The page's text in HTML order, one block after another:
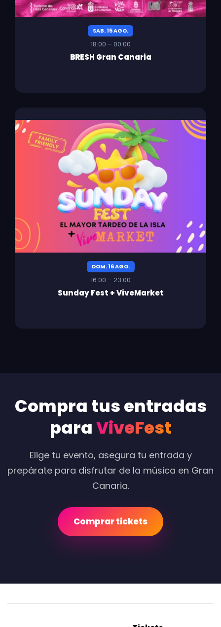
SAB. 15 AGO.
18:00 – 00:00
BRESH Gran Canaria
DOM. 16 AGO.
16:00 – 23:00
Sunday Fest + ViveMarket
Compra tus entradas
paraViveFest
Elige tu evento, asegura tu entrada y
prepárate para disfrutar de la música en Gran
Canaria.
Comprar tickets